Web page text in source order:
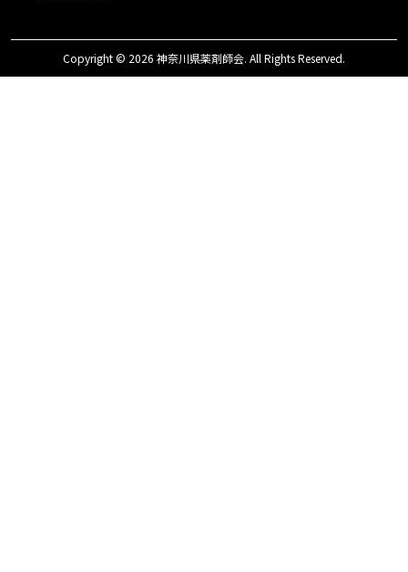
Copyright © 2026 神奈川県薬剤師会. All Rights Reserved.